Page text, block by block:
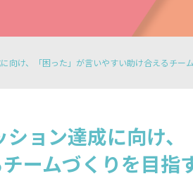
向け、「困った」が言いやすい助け合えるチー
ョン達成に向け、
ームづくりを目指